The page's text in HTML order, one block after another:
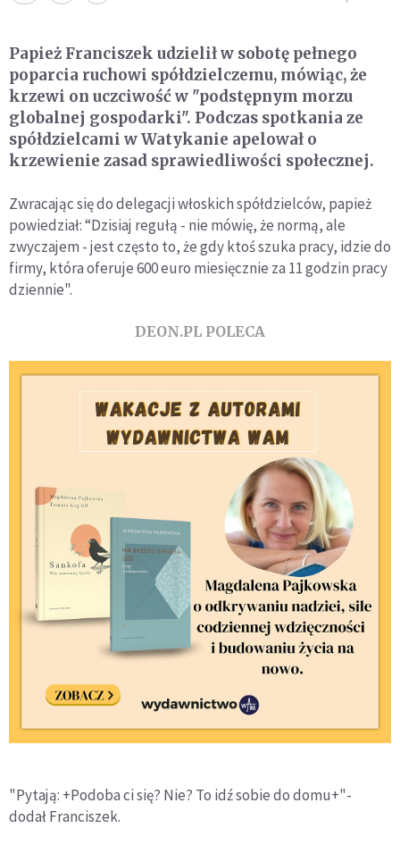
Papież Franciszek udzielił w sobotę pełnego
poparcia ruchowi spółdzielczemu, mówiąc, że
krzewi on uczciwość w "podstępnym morzu
globalnej gospodarki". Podczas spotkania ze
spółdzielcami w Watykanie apelował o
krzewienie zasad sprawiedliwości społecznej.
Zwracając się do delegacji włoskich spółdzielców, papież
powiedział: “Dzisiaj regułą - nie mówię, że normą, ale
zwyczajem - jest często to, że gdy ktoś szuka pracy, idzie do
firmy, która oferuje 600 euro miesięcznie za 11 godzin pracy
dziennie".
DEON.PL POLECA
"Pytają: +Podoba ci się? Nie? To idź sobie do domu+"-
dodał Franciszek.